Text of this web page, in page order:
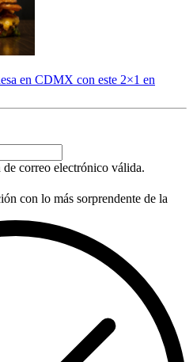
en CDMX con este 2×1 en
correo electrónico válida.
con lo más sorprendente de la